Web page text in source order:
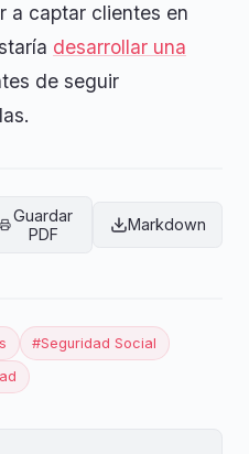
a captar clientes en
desarrollar una
de seguir
Guardar
PDF
Markdown
#Seguridad Social